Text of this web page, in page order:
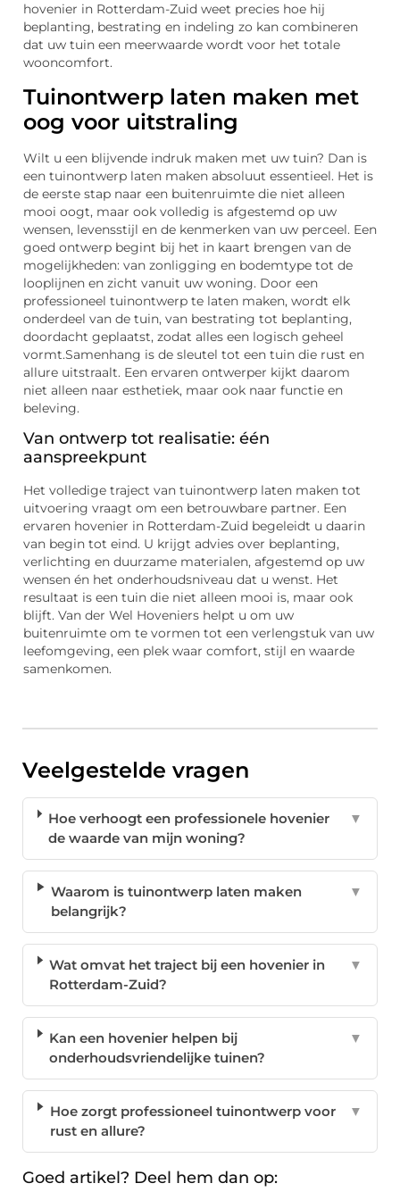
hovenier in Rotterdam-Zuid weet precies hoe hij
beplanting, bestrating en indeling zo kan combineren
dat uw tuin een meerwaarde wordt voor het totale
wooncomfort.
Tuinontwerp laten maken met
oog voor uitstraling
Wilt u een blijvende indruk maken met uw tuin? Dan is
een tuinontwerp laten maken absoluut essentieel. Het is
de eerste stap naar een buitenruimte die niet alleen
mooi oogt, maar ook volledig is afgestemd op uw
wensen, levensstijl en de kenmerken van uw perceel. Een
goed ontwerp begint bij het in kaart brengen van de
mogelijkheden: van zonligging en bodemtype tot de
looplijnen en zicht vanuit uw woning. Door een
professioneel tuinontwerp te laten maken, wordt elk
onderdeel van de tuin, van bestrating tot beplanting,
doordacht geplaatst, zodat alles een logisch geheel
vormt.Samenhang is de sleutel tot een tuin die rust en
allure uitstraalt. Een ervaren ontwerper kijkt daarom
niet alleen naar esthetiek, maar ook naar functie en
beleving.
Van ontwerp tot realisatie: één
aanspreekpunt
Het volledige traject van tuinontwerp laten maken tot
uitvoering vraagt om een betrouwbare partner. Een
ervaren hovenier in Rotterdam-Zuid begeleidt u daarin
van begin tot eind. U krijgt advies over beplanting,
verlichting en duurzame materialen, afgestemd op uw
wensen én het onderhoudsniveau dat u wenst. Het
resultaat is een tuin die niet alleen mooi is, maar ook
blijft. Van der Wel Hoveniers helpt u om uw
buitenruimte om te vormen tot een verlengstuk van uw
leefomgeving, een plek waar comfort, stijl en waarde
samenkomen.
Veelgestelde vragen
Hoe verhoogt een professionele hovenier
de waarde van mijn woning?
▼
Waarom is tuinontwerp laten maken
belangrijk?
▼
Wat omvat het traject bij een hovenier in
Rotterdam-Zuid?
▼
Kan een hovenier helpen bij
onderhoudsvriendelijke tuinen?
▼
Hoe zorgt professioneel tuinontwerp voor
rust en allure?
▼
Goed artikel? Deel hem dan op: